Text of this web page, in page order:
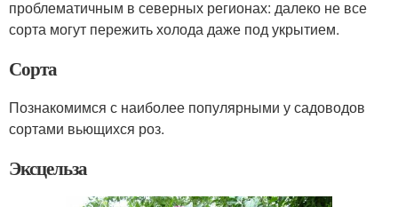
проблематичным в северных регионах: далеко не все
сорта могут пережить холода даже под укрытием.
Сорта
Познакомимся с наиболее популярными у садоводов
сортами вьющихся роз.
Эксцельза